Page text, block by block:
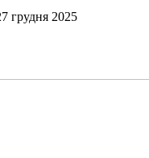
грудня 2025